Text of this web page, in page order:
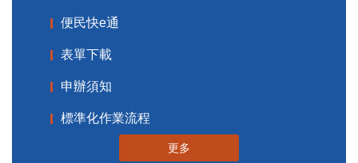
便民快e通
表單下載
申辦須知
標準化作業流程
更多